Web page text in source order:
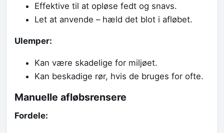
Effektive til at opløse fedt og snavs.
Let at anvende – hæld det blot i afløbet.
Ulemper:
Kan være skadelige for miljøet.
Kan beskadige rør, hvis de bruges for ofte.
Manuelle afløbsrensere
Fordele: